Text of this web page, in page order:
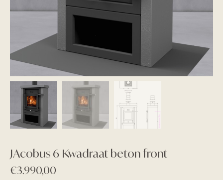
JAcobus 6 Kwadraat beton front
€3.990,00